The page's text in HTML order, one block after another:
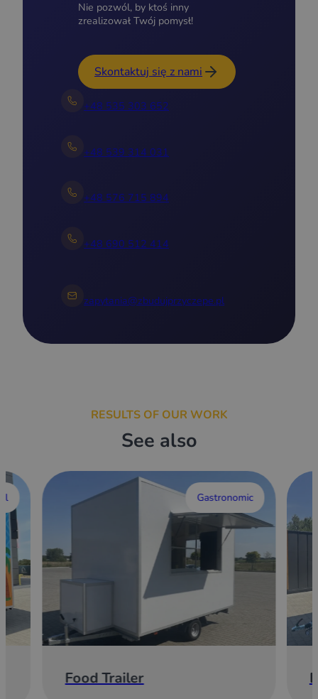
Nie pozwól, by ktoś inny
zrealizował Twój pomysł!
Skontaktuj się z nami
+48 535 303 652
+48 539 314 031
+48 576 715 894
+48 690 512 414
zapytania@zbudujprzyczepe.pl
RESULTS OF OUR WORK
See also
Gastronomic
Food Trailer